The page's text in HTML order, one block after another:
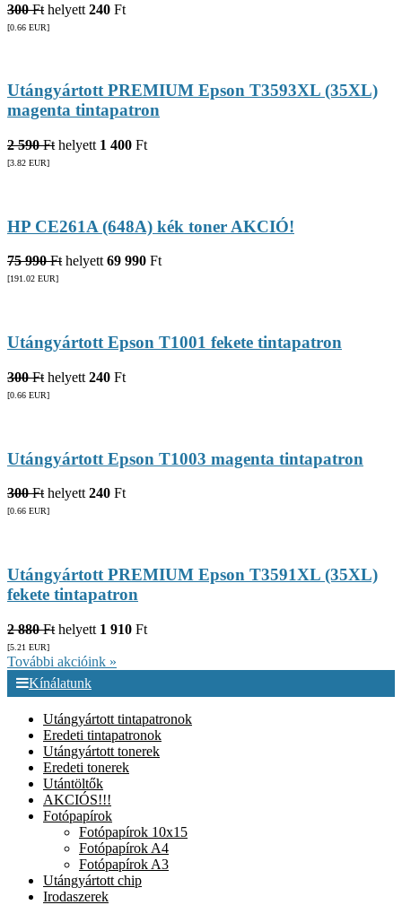
300 Ft helyett 240 Ft
[0.66 EUR]
Utángyártott PREMIUM Epson T3593XL (35XL)
magenta tintapatron
2 590 Ft helyett 1 400 Ft
[3.82 EUR]
HP CE261A (648A) kék toner AKCIÓ!
75 990 Fthelyett69 990 Ft
[191.02 EUR]
Utángyártott Epson T1001 fekete tintapatron
300 Ft helyett 240 Ft
[0.66 EUR]
Utángyártott Epson T1003 magenta tintapatron
300 Ft helyett 240 Ft
[0.66 EUR]
Utángyártott PREMIUM Epson T3591XL (35XL)
fekete tintapatron
2 880 Ft helyett 1 910 Ft
[5.21 EUR]
További akcióink »
Kínálatunk
Utángyártott tintapatronok
Eredeti tintapatronok
Utángyártott tonerek
Eredeti tonerek
Utántöltők
AKCIÓS!!!
Fotópapírok
Fotópapírok 10x15
Fotópapírok A4
Fotópapírok A3
Utángyártott chip
Irodaszerek